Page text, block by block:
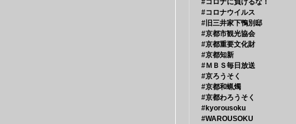
#コロナに負けるな！
#コロナウイルス
#旧三井家下鴨別邸
#京都市観光協会
#京都重要文化財
#京都知新
#ＭＢＳ毎日放送
#京ろうそく
#京都和蝋燭
#京都わろうそく
#kyorousoku
#WAROUSOKU